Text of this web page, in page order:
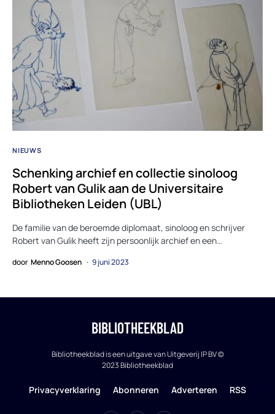
NIEUWS
Schenking archief en collectie sinoloog
Robert van Gulik aan de Universitaire
Bibliotheken Leiden (UBL)
De familie van de beroemde diplomaat, sinoloog en schrijver
Robert van Gulik heeft zijn persoonlijk archief en een…
door Menno Goosen 9 juni 2023
BIBLIOTHEEKBLAD
Bibliotheekblad is een uitgave van Uitgeverij IP BV ©
2023 Bibliotheekblad
Privacyverklaring Abonneren Adverteren RSS